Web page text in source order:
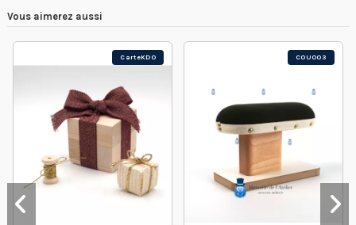
Vous aimerez aussi
CarteKDO COU003